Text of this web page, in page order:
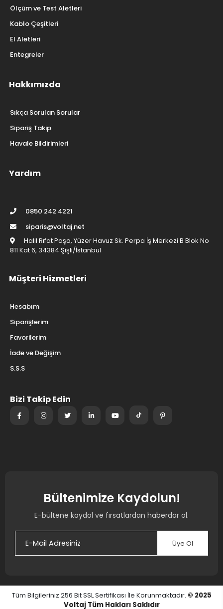
Ölçüm ve Test Aletleri
Kablo Çeşitleri
El Aletleri
Entegreler
Hakkımızda
Sıkça Sorulan Sorular
Sipariş Takip
Havale Bildirimleri
Yardım
0850 242 4221
siparis@voltaj.net
Halil Rıfat Paşa, Yüzer Havuz Sk. Perpa İş Merkezi B Blok No
811 Kat 6, 34384 Şişli/İstanbul
Müşteri Hizmetleri
Hesabım
Siparişlerim
Favorilerim
İade ve Değişim
S.S.S
Bizi Takip Edin
Bültenimize Kaydolun!
E-bültene kaydol ve fırsatlardan haberdar ol.
Üye Ol
Tüm Bilgileriniz 256 Bit SSL Sertifikası İle Korunmaktadır. © 2025
Voltaj Tüm Hakları Saklıdır